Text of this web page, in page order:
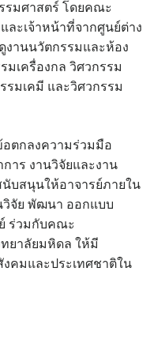
รมศาสตร์ โดยคณะ
ะเจ้าหน้าที่จากศูนย์ต่าง
งานนวัตกรรมและห้อง
มเครื่องกล วิศวกรรม
รมเคมี และวิศวกรรม
อตกลงความร่วมมือ
าร งานวิจัยและงาน
บสนุนให้อาจารย์ภายใน
วิจัย พัฒนา ออกแบบ
ร่วมกับคณะ
ยาลัยมหิดล ให้มี
คมและประเทศชาติใน